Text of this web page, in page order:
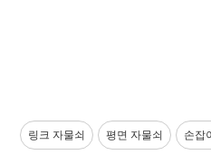
링크 자물쇠 평면 자물쇠 손잡